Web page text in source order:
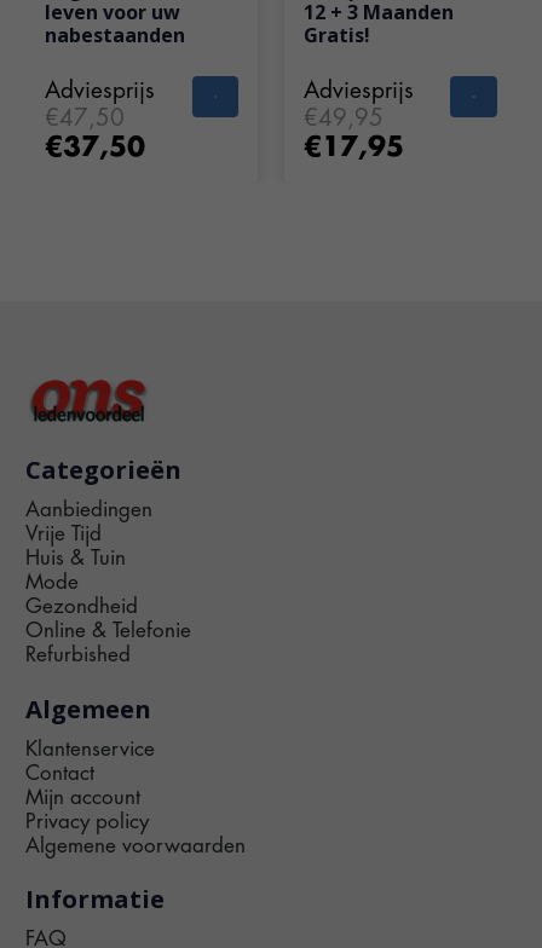
leven voor uw
nabestaanden
Adviesprijs
€47,50
€37,50
12 + 3 Maanden
Gratis!
Adviesprijs
€49,95
€17,95
Categorieën
Aanbiedingen
Vrije Tijd
Huis & Tuin
Mode
Gezondheid
Online & Telefonie
Refurbished
Algemeen
Klantenservice
Contact
Mijn account
Privacy policy
Algemene voorwaarden
Informatie
FAQ